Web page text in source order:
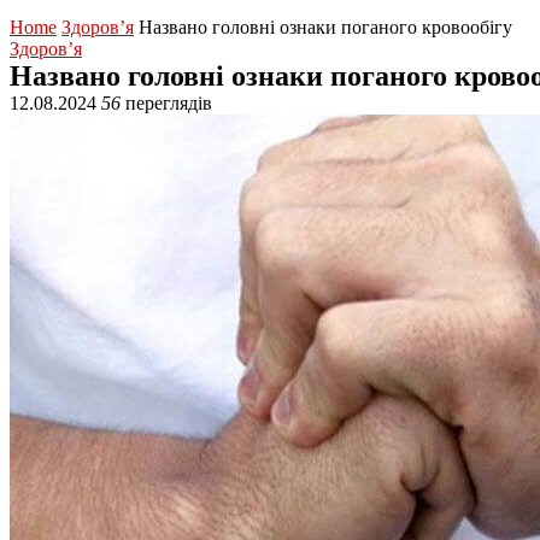
Home Здоров’я Названо головні ознаки поганого кровообігу
Здоров’я
Названо головні ознаки поганого
12.08.2024 56 переглядів